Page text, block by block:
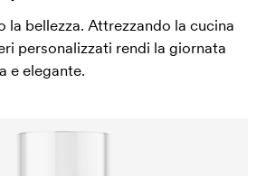
la bellezza. Attrezzando la cucina
personalizzati rendi la giornata
e elegante.